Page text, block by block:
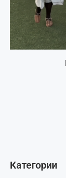
Категории